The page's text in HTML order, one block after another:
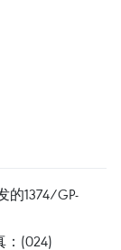
的1374/GP-
：(024)